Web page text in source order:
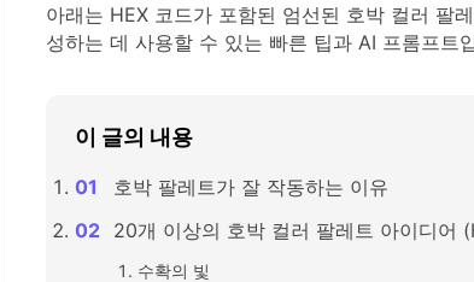
아래는 HEX 코드가 포함된 엄선된 호박 컬러 팔
성하는 데 사용할 수 있는 빠른 팁과 AI 프롬프트
이 글의 내용
호박 팔레트가 잘 작동하는 이유
20개 이상의 호박 컬러 팔레트 아이디어
수확의 빛